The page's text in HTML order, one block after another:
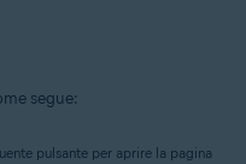
segue:
pulsante per aprire la pagina